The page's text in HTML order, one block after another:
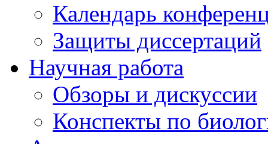
Календарь
Защиты диссертаций
Научная работа
Обзоры и дискуссии
Конспекты по